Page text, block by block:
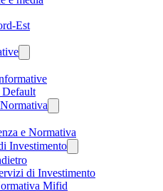
Est
e Normativa
Investimento
di Investimento
Mifid